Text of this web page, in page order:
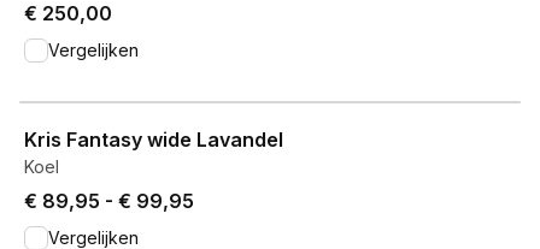
€ 250,00
Vergelijken
Kris Fantasy wide Lavandel
Koel
Price from € 89,95 to € 99,95.
€ 89,95 - € 99,95
Vergelijken